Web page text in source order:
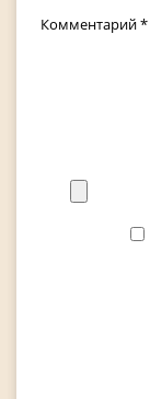
Комментарий*